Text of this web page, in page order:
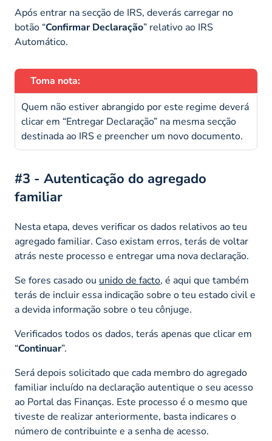
Após entrar na secção de IRS, deverás carregar no
botão “Confirmar Declaração” relativo ao IRS
Automático.
Toma nota:
Quem não estiver abrangido por este regime deverá
clicar em “Entregar Declaração” na mesma secção
destinada ao IRS e preencher um novo documento.
#3 - Autenticação do agregado
familiar
Nesta etapa, deves verificar os dados relativos ao teu
agregado familiar. Caso existam erros, terás de voltar
atrás neste processo e entregar uma nova declaração.
Se fores casado ou unido de facto, é aqui que também
terás de incluir essa indicação sobre o teu estado civil e
a devida informação sobre o teu cônjuge.
Verificados todos os dados, terás apenas que clicar em
“Continuar”.
Será depois solicitado que cada membro do agregado
familiar incluído na declaração autentique o seu acesso
ao Portal das Finanças. Este processo é o mesmo que
tiveste de realizar anteriormente, basta indicares o
número de contribuinte e a senha de acesso.